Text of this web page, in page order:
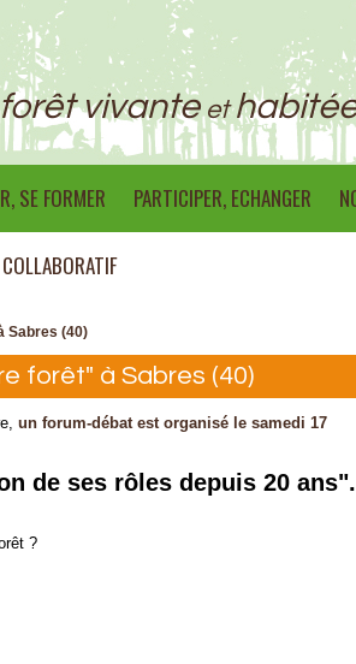
forêt vivanteet
SE FORMER PARTICIPER, ECHANGER
Sabres (40)
forêt" à Sabres (40)
un forum-débat est organisé le samedi 17
de ses rôles depuis 20 ans".
?